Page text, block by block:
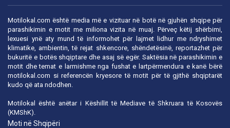
Motilokal.com është media më e vizituar në botë në gjuhën shqipe për
parashikimin e motit me miliona vizita në muaj. Përveç këtij shërbimi,
lexuesi ynë aty mund të informohet për lajmet lidhur me ndryshimet
klimatike, ambientin, të rejat shkencore, shëndetësinë, reportazhet për
bukuritë e botës shqiptare dhe asaj së egër. Saktësia në parashikimin e
motit dhe temat e larmishme nga fushat e lartpërmendura e kanë bërë
motilokal.com si referencën kryesore të motit për të gjithë shqiptarët
kudo që ata ndodhen.
Motilokal është anëtar i Këshillit të Mediave të Shkruara të Kosovës
(KMShK).
Moti në Shqipëri